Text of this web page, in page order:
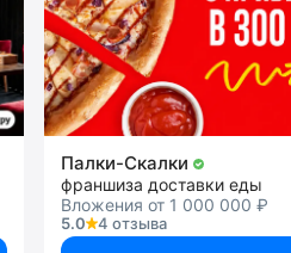
Палки-Скалки
франшиза доставки еды
Вложения от 1 000 000 ₽
5.0
4 отзыва